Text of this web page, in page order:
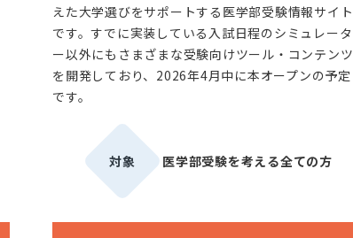
えた大学選びをサポートする医学部受験情報サイト
です。すでに実装している入試日程のシミュレータ
ー以外にもさまざまな受験向けツール・コンテンツ
を開発しており、2026年4月中に本オープンの予定
です。
対象 医学部受験を考える全ての方